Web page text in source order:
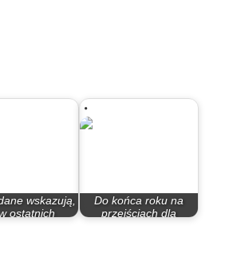
wskazują,
ostatnich
Do końca roku na
przejściach dla